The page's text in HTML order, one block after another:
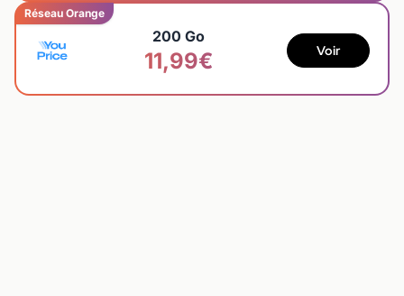
Réseau Orange
200 Go
11,99€ Voir